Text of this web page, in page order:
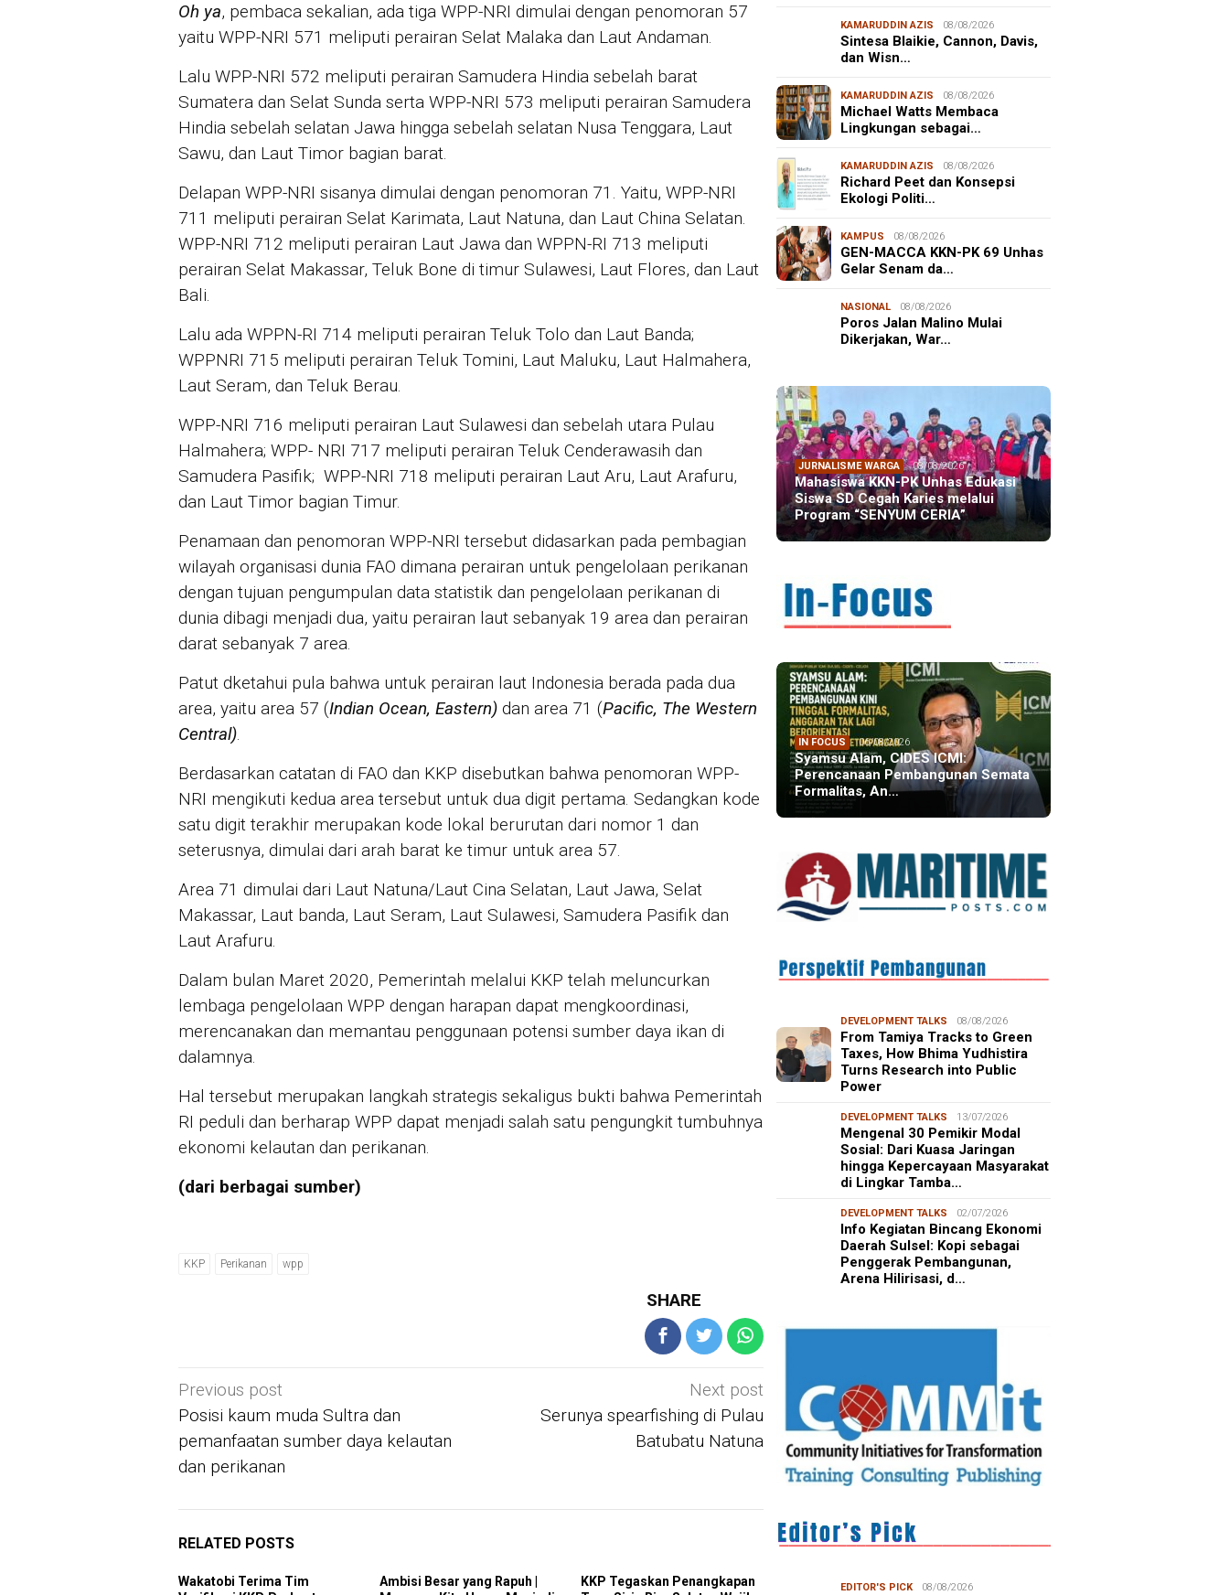
Oh ya, pembaca sekalian, ada tiga WPP-NRI dimulai dengan penomoran 57
yaitu WPP-NRI 571 meliputi perairan Selat Malaka dan Laut Andaman.
Lalu WPP-NRI 572 meliputi perairan Samudera Hindia sebelah barat
Sumatera dan Selat Sunda serta WPP-NRI 573 meliputi perairan Samudera
Hindia sebelah selatan Jawa hingga sebelah selatan Nusa Tenggara, Laut
Sawu, dan Laut Timor bagian barat.
Delapan WPP-NRI sisanya dimulai dengan penomoran 71. Yaitu, WPP-NRI
711 meliputi perairan Selat Karimata, Laut Natuna, dan Laut China Selatan.
WPP-NRI 712 meliputi perairan Laut Jawa dan WPPN-RI 713 meliputi
perairan Selat Makassar, Teluk Bone di timur Sulawesi, Laut Flores, dan Laut
Bali.
Lalu ada WPPN-RI 714 meliputi perairan Teluk Tolo dan Laut Banda;
WPPNRI 715 meliputi perairan Teluk Tomini, Laut Maluku, Laut Halmahera,
Laut Seram, dan Teluk Berau.
WPP-NRI 716 meliputi perairan Laut Sulawesi dan sebelah utara Pulau
Halmahera; WPP- NRI 717 meliputi perairan Teluk Cenderawasih dan
Samudera Pasifik; WPP-NRI 718 meliputi perairan Laut Aru, Laut Arafuru,
dan Laut Timor bagian Timur.
Penamaan dan penomoran WPP-NRI tersebut didasarkan pada pembagian
wilayah organisasi dunia FAO dimana perairan untuk pengelolaan perikanan
dengan tujuan pengumpulan data statistik dan pengelolaan perikanan di
dunia dibagi menjadi dua, yaitu perairan laut sebanyak 19 area dan perairan
darat sebanyak 7 area.
Patut dketahui pula bahwa untuk perairan laut Indonesia berada pada dua
area, yaitu area 57 (Indian Ocean, Eastern) dan area 71 (Pacific, The Western
Central).
Berdasarkan catatan di FAO dan KKP disebutkan bahwa penomoran WPP-
NRI mengikuti kedua area tersebut untuk dua digit pertama. Sedangkan kode
satu digit terakhir merupakan kode lokal berurutan dari nomor 1 dan
seterusnya, dimulai dari arah barat ke timur untuk area 57.
Area 71 dimulai dari Laut Natuna/Laut Cina Selatan, Laut Jawa, Selat
Makassar, Laut banda, Laut Seram, Laut Sulawesi, Samudera Pasifik dan
Laut Arafuru.
Dalam bulan Maret 2020, Pemerintah melalui KKP telah meluncurkan
lembaga pengelolaan WPP dengan harapan dapat mengkoordinasi,
merencanakan dan memantau penggunaan potensi sumber daya ikan di
dalamnya.
Hal tersebut merupakan langkah strategis sekaligus bukti bahwa Pemerintah
RI peduli dan berharap WPP dapat menjadi salah satu pengungkit tumbuhnya
ekonomi kelautan dan perikanan.
(dari berbagai sumber)
KKP Perikanan wpp
SHARE
Post
navigation
Previous post
Posisi kaum muda Sultra dan
pemanfaatan sumber daya kelautan
dan perikanan
Next post
Serunya spearfishing di Pulau
Batubatu Natuna
RELATED POSTS
Wakatobi Terima Tim
Ambisi Besar yang Rapuh |
KKP Tegaskan Penangkapan
KAMARUDDIN AZIS 08/08/2026
Sintesa Blaikie, Cannon, Davis,
dan Wisn…
KAMARUDDIN AZIS 08/08/2026
Michael Watts Membaca
Lingkungan sebagai…
KAMARUDDIN AZIS 08/08/2026
Richard Peet dan Konsepsi
Ekologi Politi…
KAMPUS 08/08/2026
GEN-MACCA KKN-PK 69 Unhas
Gelar Senam da…
NASIONAL 08/08/2026
Poros Jalan Malino Mulai
Dikerjakan, War…
JURNALISME WARGA 08/08/2026
Mahasiswa KKN-PK Unhas Edukasi
Siswa SD Cegah Karies melalui
Program “SENYUM CERIA”
IN FOCUS 06/08/2026
Syamsu Alam, CIDES ICMI:
Perencanaan Pembangunan Semata
Formalitas, An…
DEVELOPMENT TALKS 08/08/2026
From Tamiya Tracks to Green
Taxes, How Bhima Yudhistira
Turns Research into Public
Power
DEVELOPMENT TALKS 13/07/2026
Mengenal 30 Pemikir Modal
Sosial: Dari Kuasa Jaringan
hingga Kepercayaan Masyarakat
di Lingkar Tamba…
DEVELOPMENT TALKS 02/07/2026
Info Kegiatan Bincang Ekonomi
Daerah Sulsel: Kopi sebagai
Penggerak Pembangunan,
Arena Hilirisasi, d…
EDITOR'S PICK 08/08/2026